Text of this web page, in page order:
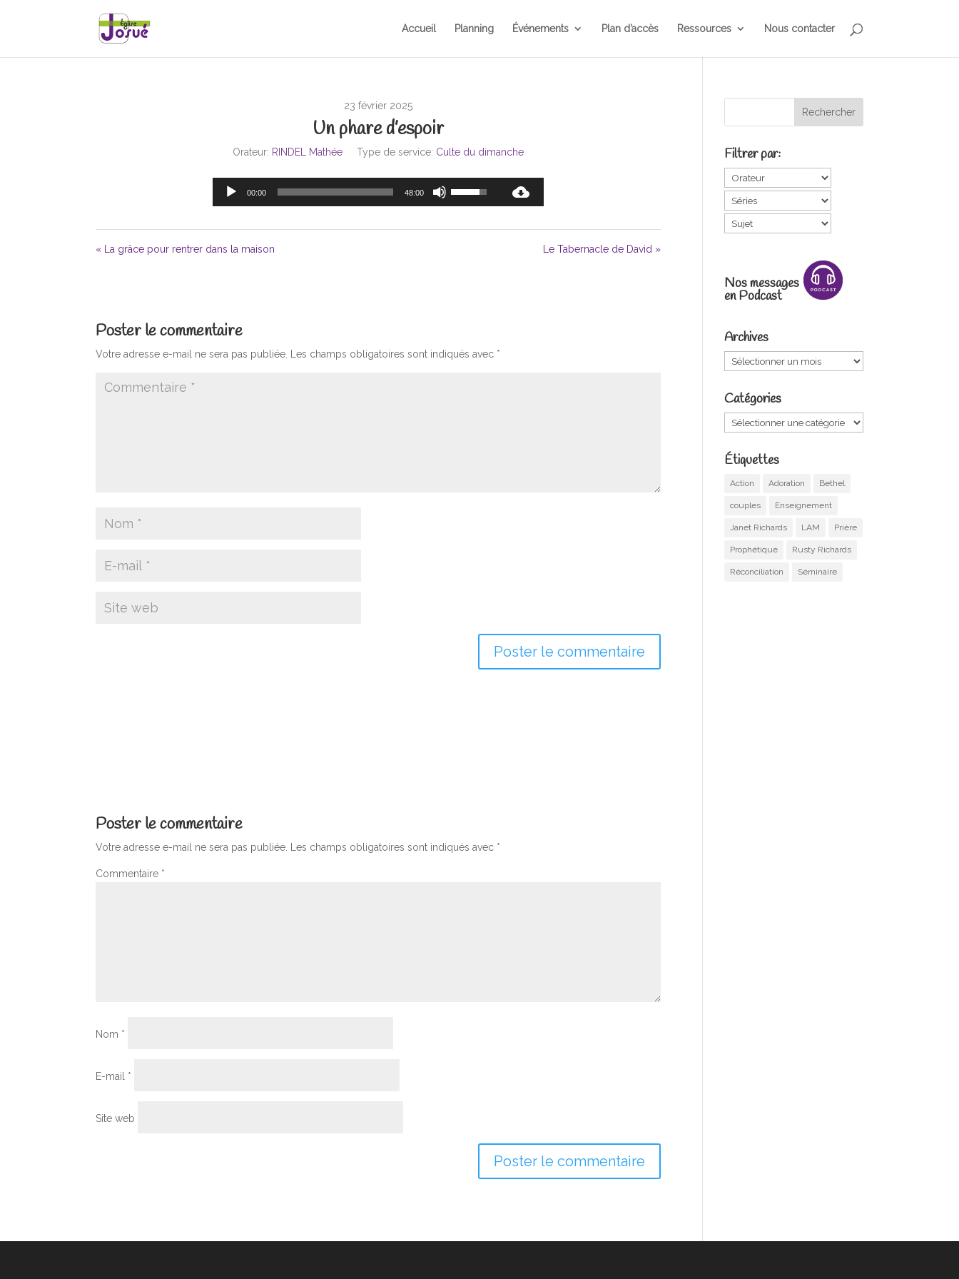
Accueil Planning Événements Plan d’accès Ressources Nous contacter
23 février 2025
Un phare d’espoir
Orateur: RINDEL Mathée Type de service: Culte du dimanche
00:00 48:00
« La grâce pour rentrer dans la maison Le Tabernacle de David »
Poster le commentaire
Votre adresse e-mail ne sera pas publiée. Les champs obligatoires sont indiqués avec *
Poster le commentaire
Votre adresse e-mail ne sera pas publiée. Les champs obligatoires sont indiqués avec *
Commentaire *
Nom *
E-mail *
Site web
Filtrer par:
Nos messages
en Podcast
Archives
Archives
Catégories
Catégories
Étiquettes
Action Adoration Bethel
couples Enseignement
Janet Richards LAM Prière
Prophétique Rusty Richards
Réconciliation Séminaire